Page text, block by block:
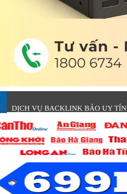
DỊCH VỤ BACKLINK BÁO UY TÍN